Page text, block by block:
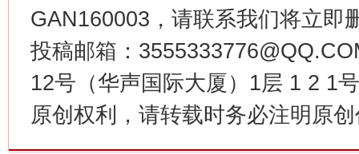
GAN160003，请联系我们将立即
投稿邮箱：
12号（华声国际大厦）1层 1 2 1
原创权利，请转载时务必注明原
在谋一域中谋全局
今